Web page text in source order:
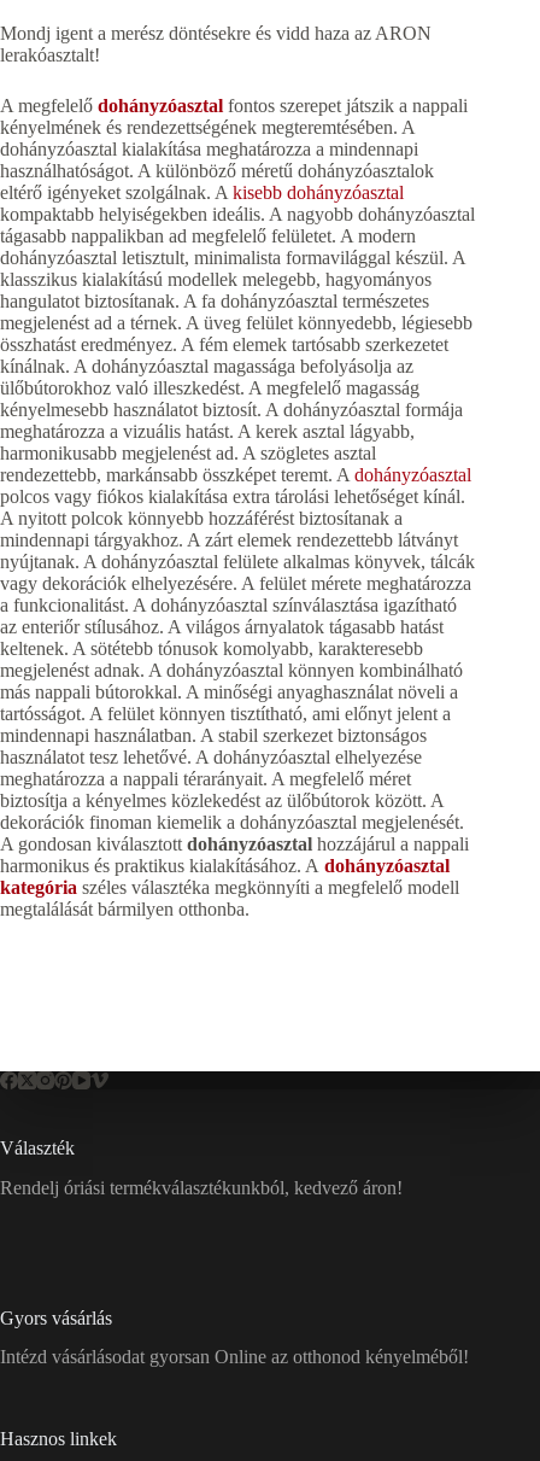
Mondj igent a merész döntésekre és vidd haza az ARON
lerakóasztalt!
A megfelelő dohányzóasztal fontos szerepet játszik a nappali
kényelmének és rendezettségének megteremtésében. A
dohányzóasztal kialakítása meghatározza a mindennapi
használhatóságot. A különböző méretű dohányzóasztalok
eltérő igényeket szolgálnak. Akisebb dohányzóasztal
kompaktabb helyiségekben ideális. A nagyobb dohányzóasztal
tágasabb nappalikban ad megfelelő felületet. A modern
dohányzóasztal letisztult, minimalista formavilággal készül. A
klasszikus kialakítású modellek melegebb, hagyományos
hangulatot biztosítanak. A fa dohányzóasztal természetes
megjelenést ad a térnek. A üveg felület könnyedebb, légiesebb
összhatást eredményez. A fém elemek tartósabb szerkezetet
kínálnak. A dohányzóasztal magassága befolyásolja az
ülőbútorokhoz való illeszkedést. A megfelelő magasság
kényelmesebb használatot biztosít. A dohányzóasztal formája
meghatározza a vizuális hatást. A kerek asztal lágyabb,
harmonikusabb megjelenést ad. A szögletes asztal
rendezettebb, markánsabb összképet teremt. Adohányzóasztal
polcos vagy fiókos kialakítása extra tárolási lehetőséget kínál.
A nyitott polcok könnyebb hozzáférést biztosítanak a
mindennapi tárgyakhoz. A zárt elemek rendezettebb látványt
nyújtanak. A dohányzóasztal felülete alkalmas könyvek, tálcák
vagy dekorációk elhelyezésére. A felület mérete meghatározza
a funkcionalitást. A dohányzóasztal színválasztása igazítható
az enteriőr stílusához. A világos árnyalatok tágasabb hatást
keltenek. A sötétebb tónusok komolyabb, karakteresebb
megjelenést adnak. A dohányzóasztal könnyen kombinálható
más nappali bútorokkal. A minőségi anyaghasználat növeli a
tartósságot. A felület könnyen tisztítható, ami előnyt jelent a
mindennapi használatban. A stabil szerkezet biztonságos
használatot tesz lehetővé. A dohányzóasztal elhelyezése
meghatározza a nappali térarányait. A megfelelő méret
biztosítja a kényelmes közlekedést az ülőbútorok között. A
dekorációk finoman kiemelik a dohányzóasztal megjelenését.
A gondosan kiválasztottdohányzóasztal hozzájárul a nappali
harmonikus és praktikus kialakításához. A dohányzóasztal
kategória széles választéka megkönnyíti a megfelelő modell
megtalálását bármilyen otthonba.
Választék
Rendelj óriási termékválasztékunkból, kedvező áron!
Gyors vásárlás
Intézd vásárlásodat gyorsan Online az otthonod kényelméből!
Hasznos linkek